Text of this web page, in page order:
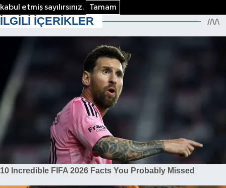
kabul etmiş sayılırsınız.
Tamam